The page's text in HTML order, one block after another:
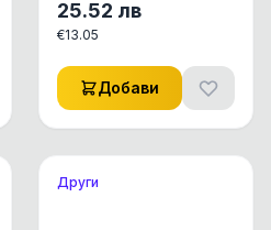
25.52 лв
€13.05
Добави
Други